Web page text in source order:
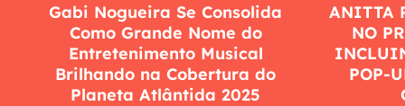
Gabi Nogueira Se Consolida
Como Grande Nome do
Entretenimento Musical
Brilhando na Cobertura do
Planeta Atlântida 2025
ANITTA
NO
POP-